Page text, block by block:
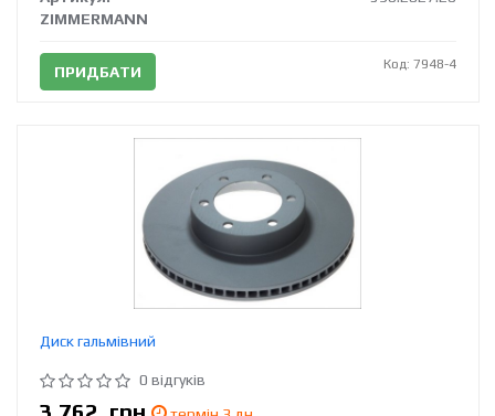
ZIMMERMANN
ПРИДБАТИ Код: 7948-4
Диск гальмівний
0 відгуків
3 762 грн